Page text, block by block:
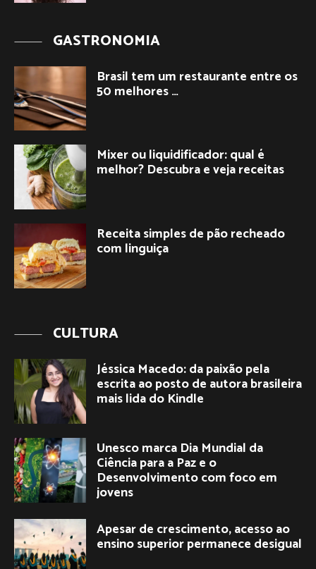
GASTRONOMIA
Brasil tem um restaurante entre os
50 melhores …
Mixer ou liquidificador: qual é
melhor? Descubra e veja receitas
Receita simples de pão recheado
com linguiça
CULTURA
Jéssica Macedo: da paixão pela
escrita ao posto de autora brasileira
mais lida do Kindle
Unesco marca Dia Mundial da
Ciência para a Paz e o
Desenvolvimento com foco em
jovens
Apesar de crescimento, acesso ao
ensino superior permanece desigual